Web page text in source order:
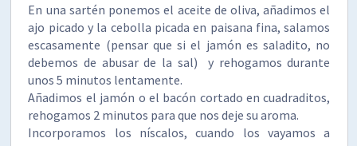
En una sartén ponemos el aceite de oliva, añadimos el
ajo picado y la cebolla picada en paisana fina, salamos
escasamente (pensar que si el jamón es saladito, no
debemos de abusar de la sal) y rehogamos durante
unos 5 minutos lentamente.
Añadimos el jamón o el bacón cortado en cuadraditos,
rehogamos 2 minutos para que nos deje su aroma.
Incorporamos los níscalos, cuando los vayamos a